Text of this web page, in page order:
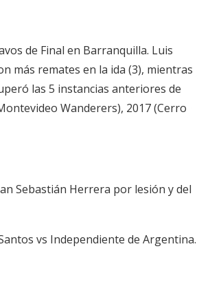
de Final en Barranquilla. Luis
más remates en la ida (3), mientras
las 5 instancias anteriores de
Wanderers), 2017 (Cerro
Sebastián Herrera por lesión y del
vs Independiente de Argentina.